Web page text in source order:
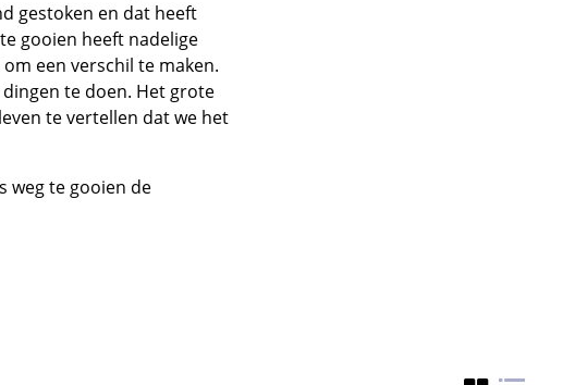
gestoken en dat heeft
gooien heeft nadelige
een verschil te maken.
te doen. Het grote
te vertellen dat we het
weg te gooien de